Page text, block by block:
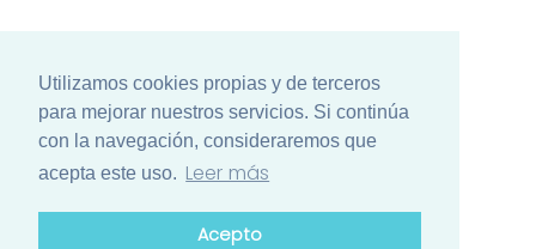
Utilizamos cookies propias y de terceros
para mejorar nuestros servicios. Si continúa
con la navegación, consideraremos que
acepta este uso. Leer más
Acepto